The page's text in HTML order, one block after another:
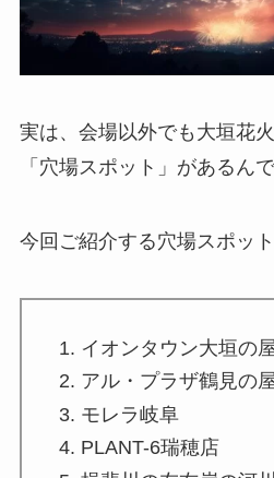
実は、会場以外でも大垣花
「穴場スポット」 があるんで
今回ご紹介する穴場スポッ
イオンタウン大垣の
アル・プラザ鶴見の
モレラ岐阜
PLANT-6瑞穂店